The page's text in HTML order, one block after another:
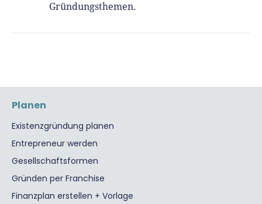
Gründungsthemen.
Planen
Existenzgründung planen
Entrepreneur werden
Gesellschaftsformen
Gründen per Franchise
Finanzplan erstellen + Vorlage